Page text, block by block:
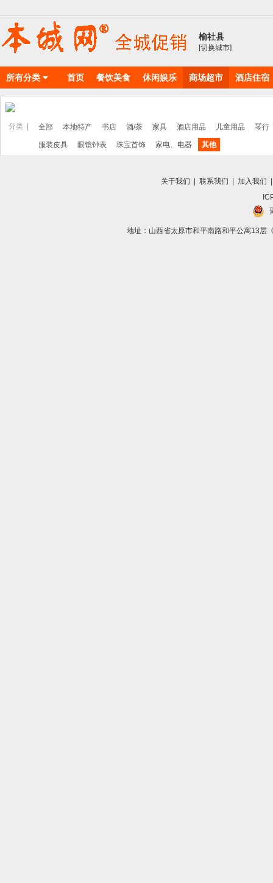
榆社县
[切换城市]
所有分类 首页 餐饮美食 休闲娱乐 商场超市 酒店住宿
物料耗材 丽人美店
分类 | 全部 本地特产 书店 酒/茶 家具 酒店用品 儿童用品 琴行
服装皮具 眼镜钟表 珠宝首饰 家电、电器 其他
关于我们 联系我们 加入我们
地址：山西省太原市和平南路和平公寓13